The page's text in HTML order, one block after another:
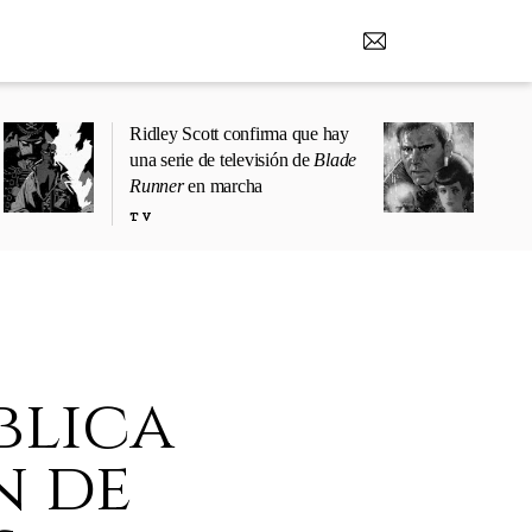
Ridley Scott confirma que hay
una serie de televisión de Blade
Runneren marcha
TV
de